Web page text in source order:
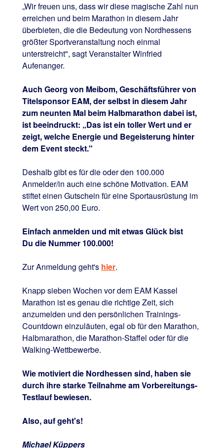
„Wir freuen uns, dass wir diese magische Zahl nun
erreichen und beim Marathon in diesem Jahr
überbieten, die die Bedeutung von Nordhessens
größter Sportveranstaltung noch einmal
unterstreicht", sagt Veranstalter Winfried
Aufenanger.
Auch Georg von Meibom, Geschäftsführer von
Titelsponsor EAM, der selbst in diesem Jahr
zum neunten Mal beim Halbmarathon dabei ist,
ist beeindruckt: „Das ist ein toller Wert und er
zeigt, welche Energie und Begeisterung hinter
dem Event steckt."
Deshalb gibt es für die oder den 100.000
Anmelder/in auch eine schöne Motivation. EAM
stiftet einen Gutschein für eine Sportausrüstung im
Wert von 250,00 Euro.
Einfach anmelden und mit etwas Glück bist
Du die Nummer 100.000!
Zur Anmeldung geht's hier.
Knapp sieben Wochen vor dem EAM Kassel
Marathon ist es genau die richtige Zeit, sich
anzumelden und den persönlichen Trainings-
Countdown einzuläuten, egal ob für den Marathon,
Halbmarathon, die Marathon-Staffel oder für die
Walking-Wettbewerbe.
Wie motiviert die Nordhessen sind, haben sie
durch ihre starke Teilnahme am Vorbereitungs-
Testlauf bewiesen.
Also, auf geht's!
Michael Küppers